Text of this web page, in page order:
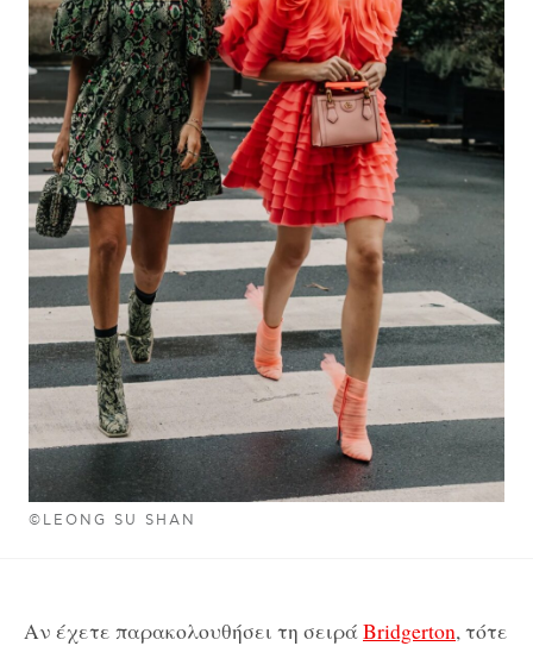
©LEONG SU SHAN
Αν έχετε παρακολουθήσει τη σειράBridgerton, τότε